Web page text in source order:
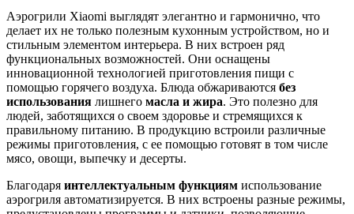
Аэрогрили Xiaomi выглядят элегантно и гармонично, что
делает их не только полезным кухонным устройством, но и
стильным элементом интерьера. В них встроен ряд
функциональных возможностей. Они оснащены
инновационной технологией приготовления пищи с
помощью горячего воздуха. Блюда обжариваются без
использования лишнего масла и жира. Это полезно для
людей, заботящихся о своем здоровье и стремящихся к
правильному питанию. В продукцию встроили различные
режимы приготовления, с ее помощью готовят в том числе
мясо, овощи, выпечку и десерты.
Благодаря интеллектуальным функциям использование
аэрогриля автоматизируется. В них встроены разные режимы,